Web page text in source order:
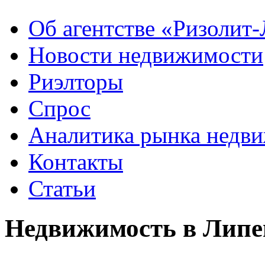
Об агентстве
Новости недвижимости
Риэлторы
Спрос
Аналитика рынка
Контакты
Статьи
Недвижимость в